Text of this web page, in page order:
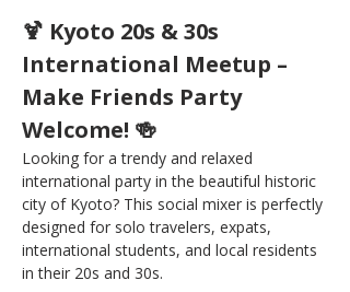
🍹 Kyoto 20s & 30s
International Meetup –
Make Friends Party
Welcome! 🍻
Looking for a trendy and relaxed
international party in the beautiful historic
city of Kyoto? This social mixer is perfectly
designed for solo travelers, expats,
international students, and local residents
in their 20s and 30s.